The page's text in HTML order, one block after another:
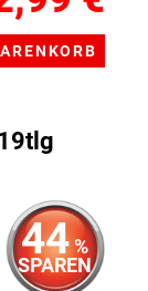
44%
SPAREN